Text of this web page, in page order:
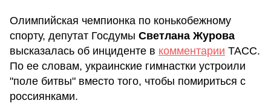
Олимпийская чемпионка по конькобежному
спорту, депутат Госдумы Светлана Журова
высказалась об инциденте в комментарии ТАСС.
По ее словам, украинские гимнастки устроили
"поле битвы" вместо того, чтобы помириться с
россиянками.